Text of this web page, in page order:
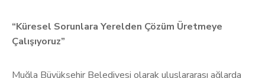
“Küresel Sorunlara Yerelden Çözüm Üretmeye
Çalışıyoruz”
Muğla Büyükşehir Belediyesi olarak uluslararası ağlarda